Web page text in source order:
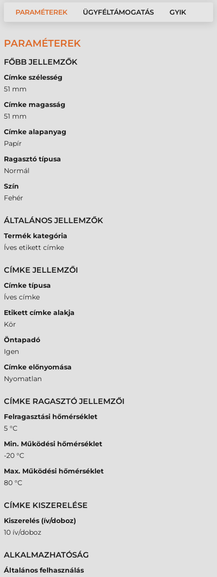
PARAMÉTEREK ÜGYFÉLTÁMOGATÁS GYIK
PARAMÉTEREK
FŐBB JELLEMZŐK
Címke szélesség
51 mm
Címke magasság
51 mm
Címke alapanyag
Papír
Ragasztó típusa
Normál
Szín
Fehér
ÁLTALÁNOS JELLEMZŐK
Termék kategória
Íves etikett címke
CÍMKE JELLEMZŐI
Címke típusa
Íves címke
Etikett címke alakja
Kör
Öntapadó
Igen
Címke előnyomása
Nyomatlan
CÍMKE RAGASZTÓ JELLEMZŐI
Felragasztási hőmérséklet
5 °C
Min. Működési hőmérséklet
-20 °C
Max. Működési hőmérséklet
80 °C
CÍMKE KISZERELÉSE
Kiszerelés (ív/doboz)
10 ív/doboz
ALKALMAZHATÓSÁG
Általános felhasználás